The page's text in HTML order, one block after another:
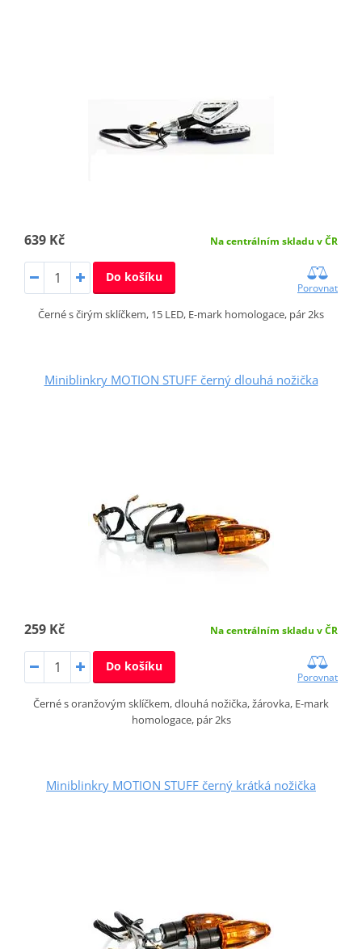
639 Kč Na centrálním skladu v ČR
Do košíku
Porovnat
Černé s čirým sklíčkem, 15 LED, E-mark homologace, pár 2ks
Miniblinkry MOTION STUFF černý dlouhá nožička
259 Kč Na centrálním skladu v ČR
Do košíku
Porovnat
Černé s oranžovým sklíčkem, dlouhá nožička, žárovka, E-mark
homologace, pár 2ks
Miniblinkry MOTION STUFF černý krátká nožička